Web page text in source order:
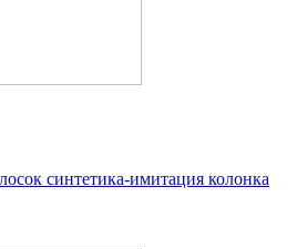
синтетика-имитация колонка